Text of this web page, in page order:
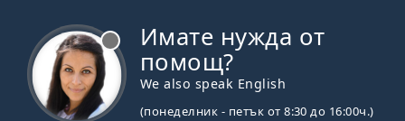
Имате нужда от
помощ?
We also speak English
(понеделник - петък от 8:30 до 16:00ч.)